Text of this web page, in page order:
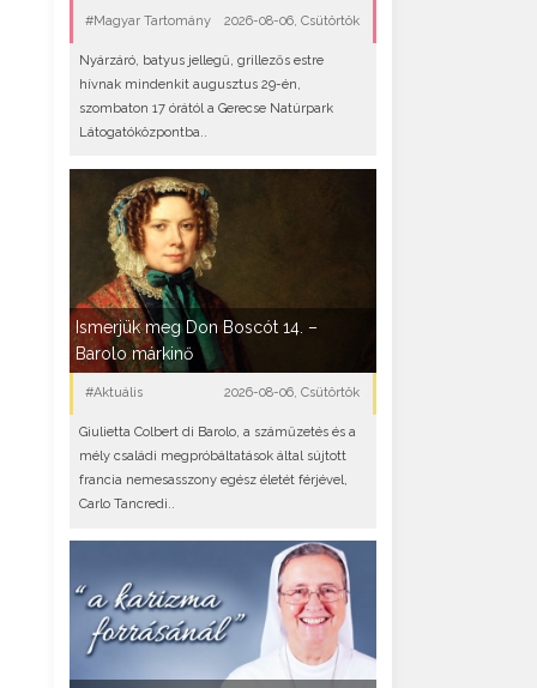
#Magyar Tartomány 2026-08-06, Csütörtök
Nyárzáró, batyus jellegű, grillezős estre
hívnak mindenkit augusztus 29-én,
szombaton 17 órától a Gerecse Natúrpark
Látogatóközpontba..
Ismerjük meg Don Boscót 14. –
Barolo márkinő
#Aktuális 2026-08-06, Csütörtök
Giulietta Colbert di Barolo, a száműzetés és a
mély családi megpróbáltatások által sújtott
francia nemesasszony egész életét férjével,
Carlo Tancredi..